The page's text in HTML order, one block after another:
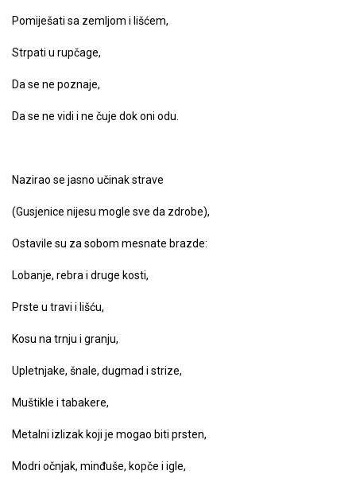
Pomiješati sa zemljom i lišćem,
Strpati u rupčage,
Da se ne poznaje,
Da se ne vidi i ne čuje dok oni odu.
Nazirao se jasno učinak strave
(Gusjenice nijesu mogle sve da zdrobe),
Ostavile su za sobom mesnate brazde:
Lobanje, rebra i druge kosti,
Prste u travi i lišću,
Kosu na trnju i granju,
Upletnjake, šnale, dugmad i strize,
Muštikle i tabakere,
Metalni izlizak koji je mogao biti prsten,
Modri očnjak, minđuše, kopče i igle,